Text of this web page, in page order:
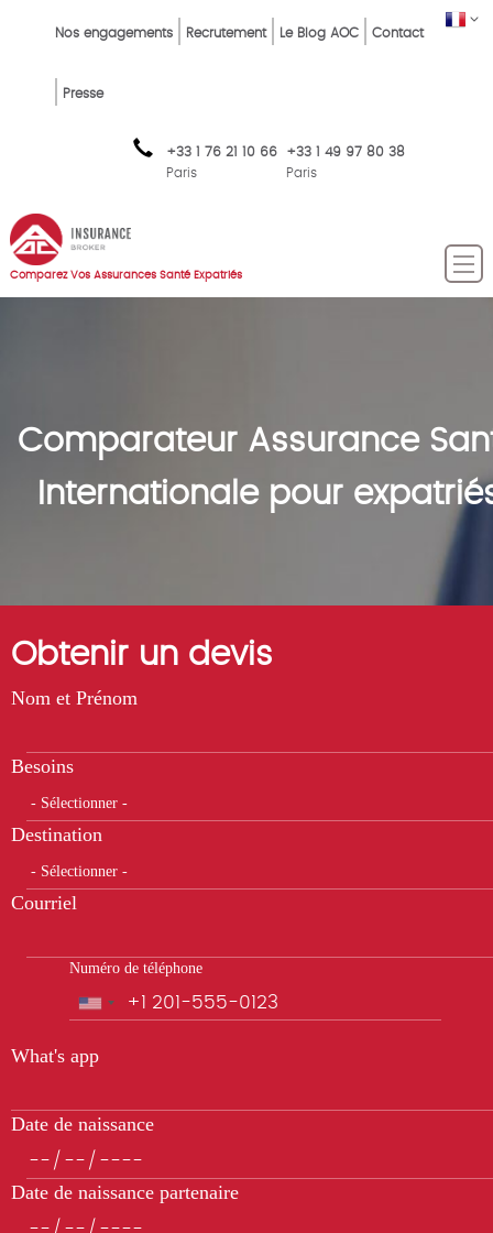
FR
Top
FR
Nos engagements Recrutement Le Blog AOC Contact
Presse
+33 1 76 21 10 66
Paris
+33 1 49 97 80 38
Paris
Comparez Vos Assurances Santé Expatriés
Comparateur Assurance
Internationale pour
Obtenir un devis
Nom et Prénom
Besoins
Destination
Courriel
Numéro de téléphone
Téléphone
What's app
Date de naissance
Date de naissance partenaire